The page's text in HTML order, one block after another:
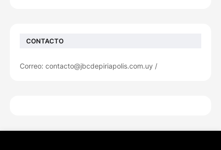
CONTACTO
Correo: contacto@jbcdepiriapolis.com.uy /